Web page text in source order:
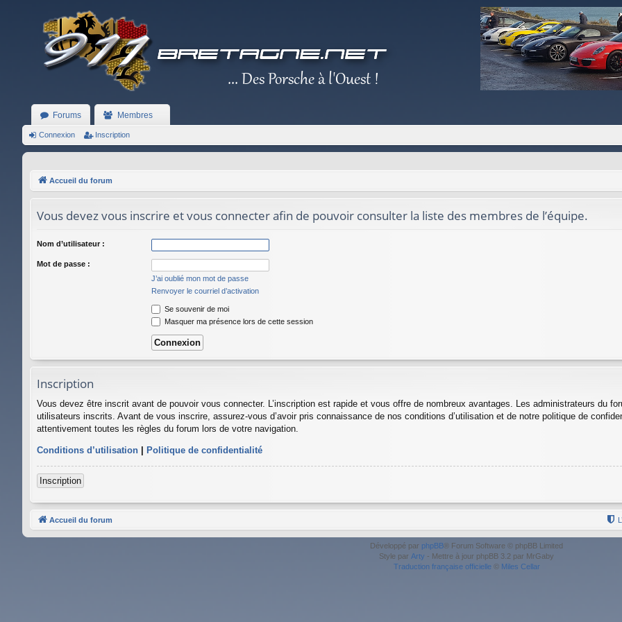
Forums Membres
Connexion Inscription
Accueil du forum
Vous devez vous inscrire et vous connecter afin de pouvoir consulter la liste des membres de l’équipe.
Nom d’utilisateur :
Mot de passe :
J’ai oublié mon mot de passe
Renvoyer le courriel d’activation
Se souvenir de moi
Masquer ma présence lors de cette session
Inscription
Vous devez être inscrit avant de pouvoir vous connecter. L’inscription est rapide et vous offre de nombreux avantages. Les administrateurs du
utilisateurs inscrits. Avant de vous inscrire, assurez-vous d’avoir pris connaissance de nos conditions d’utilisation et de notre politique de
attentivement toutes les règles du forum lors de votre navigation.
Conditions d’utilisation | Politique de confidentialité
Inscription
Accueil du forum
Développé par phpBB® Forum Software © phpBB Limited
Style par Arty - Mettre à jour phpBB 3.2 par MrGaby
Traduction française officielle© Miles Cellar